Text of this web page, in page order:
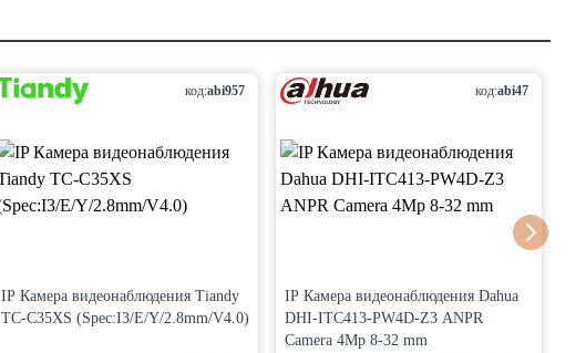
код:abi957
IP Камера видеонаблюдения Tiandy
TC-C35XS (Spec:I3/E/Y/2.8mm/V4.0)
код:abi47
IP Камера видеонаблюдения Dahua
DHI-ITC413-PW4D-Z3 ANPR
Camera 4Mp 8-32 mm